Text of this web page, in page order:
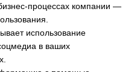
процессах компании —
использование
в ваших